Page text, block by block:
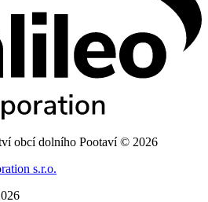
obcí dolního Pootaví © 2026
s.r.o.